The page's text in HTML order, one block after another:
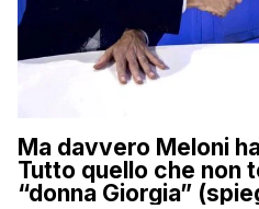
Ma davvero Meloni
Tutto quello che non
“donna Giorgia”